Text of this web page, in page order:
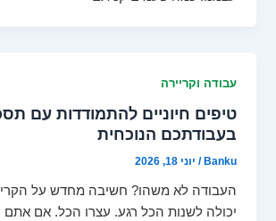
עבודה וקריירה
טיפים חיוניים להתמודדות עם
בעבודתכם הנוכחית
Banku
/ יוני 18, 2026
העבודה לא משהו? חשיבה מחדש על
יכולה לשנות הכל רגע. עצרו הכל. אם אתם